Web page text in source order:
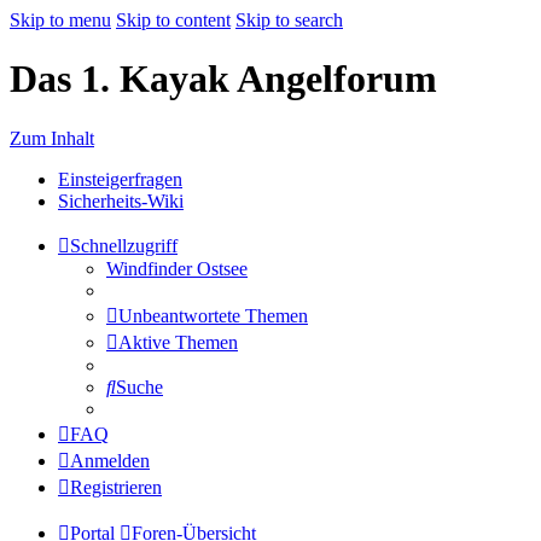
Skip to menu Skip to content Skip to search
Das 1. Kayak Angelforum
Zum Inhalt
Einsteigerfragen
Sicherheits-Wiki
Schnellzugriff
Windfinder Ostsee
Unbeantwortete Themen
Aktive Themen
Suche
FAQ
Anmelden
Registrieren
Portal Foren-Übersicht